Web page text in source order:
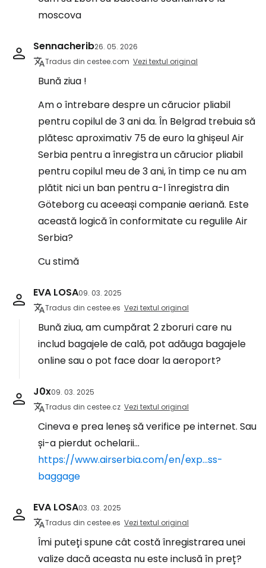
moscova
Sennacherib26. 05. 2026
Tradus din cestee.com Vezi textul original
Bună ziua !
Am o întrebare despre un cărucior pliabil
pentru copilul de 3 ani da. În Belgrad trebuia să
plătesc aproximativ 75 de euro la ghișeul Air
Serbia pentru a înregistra un cărucior pliabil
pentru copilul meu de 3 ani, în timp ce nu am
plătit nici un ban pentru a-l înregistra din
Göteborg cu aceeași companie aeriană. Este
această logică în conformitate cu regulile Air
Serbia?
Cu stimă
EVA LOSA09. 03. 2025
Tradus din cestee.es Vezi textul original
Bună ziua, am cumpărat 2 zboruri care nu
includ bagajele de cală, pot adăuga bagajele
online sau o pot face doar la aeroport?
J0x09. 03. 2025
Tradus din cestee.cz Vezi textul original
Cineva e prea leneș să verifice pe internet. Sau
și-a pierdut ochelarii...
https://www.airserbia.com/en/exp...ss-
baggage
EVA LOSA03. 03. 2025
Tradus din cestee.es Vezi textul original
Îmi puteți spune cât costă înregistrarea unei
valize dacă aceasta nu este inclusă în preț?